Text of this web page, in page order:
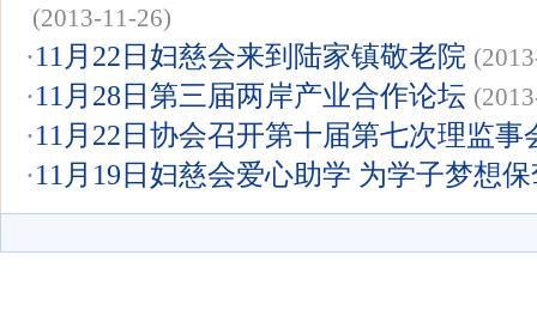
(2013-11-26)
·11月22日妇慈会来到陆家镇敬老院
·11月28日第三届两岸产业合作论坛
·11月22日协会召开第十届第七次理监事
·11月19日妇慈会爱心助学 为学子梦想